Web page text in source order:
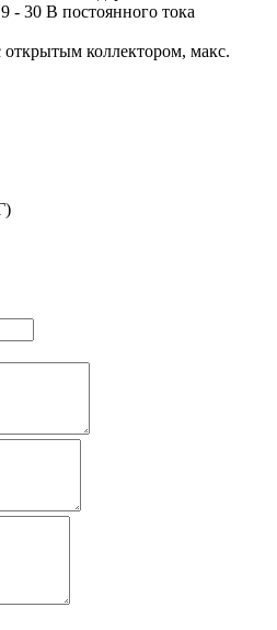
- 30 В постоянного тока
коллектором, макс.